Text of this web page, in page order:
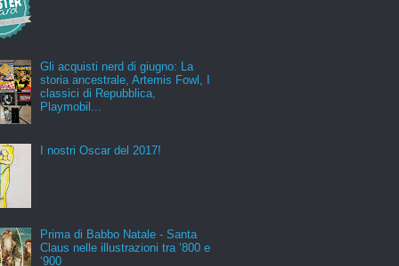
Gli acquisti nerd di giugno: La
storia ancestrale, Artemis Fowl, I
classici di Repubblica,
Playmobil...
I nostri Oscar del 2017!
Prima di Babbo Natale - Santa
Claus nelle illustrazioni tra ‘800 e
‘900